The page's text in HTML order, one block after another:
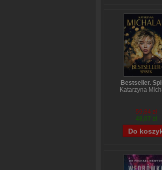
Bestseller.
Katarzyna
59,84 zł
48,07 zł